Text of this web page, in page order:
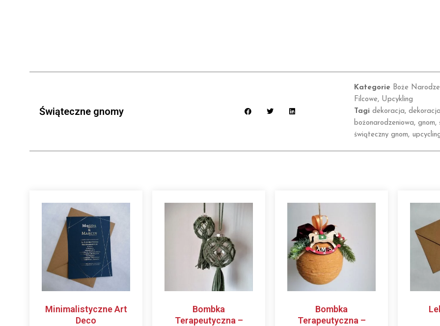
Świąteczne gnomy
Kategorie Boże
Filcowe, Upcykling
Tagi dekoracja, dekoracja
bożonarodzeniowa, gnom,
świąteczny gnom,
Minimalistyczne Art
Deco
Bombka
Terapeutyczna –
Bombka
Terapeutyczna –